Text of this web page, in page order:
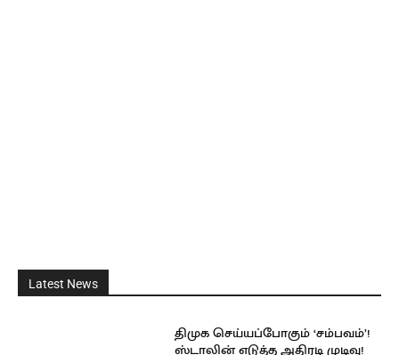
Latest News
திமுக செய்யப்போகும் ‘சம்பவம்’!
ஸ்டாலின் எடுத்த அதிரடி முடிவு!